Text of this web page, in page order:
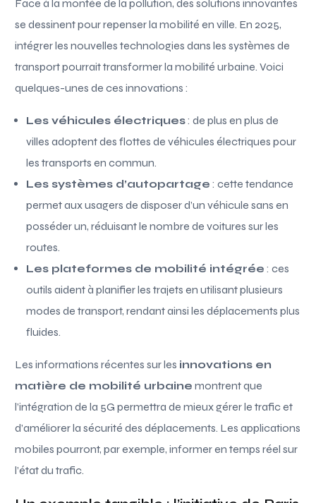
Face à la montée de la pollution, des solutions innovantes
se dessinent pour repenser la mobilité en ville. En 2025,
intégrer les nouvelles technologies dans les systèmes de
transport pourrait transformer la mobilité urbaine. Voici
quelques-unes de ces innovations :
Les véhicules électriques: de plus en plus de
villes adoptent des flottes de véhicules électriques pour
les transports en commun.
Les systèmes d’autopartage : cette tendance
permet aux usagers de disposer d’un véhicule sans en
posséder un, réduisant le nombre de voitures sur les
routes.
Les plateformes de mobilité intégrée : ces
outils aident à planifier les trajets en utilisant plusieurs
modes de transport, rendant ainsi les déplacements plus
fluides.
Les informations récentes sur les innovations en
matière de mobilité urbaine montrent que
l’intégration de la 5G permettra de mieux gérer le trafic et
d’améliorer la sécurité des déplacements. Les applications
mobiles pourront, par exemple, informer en temps réel sur
l’état du trafic.